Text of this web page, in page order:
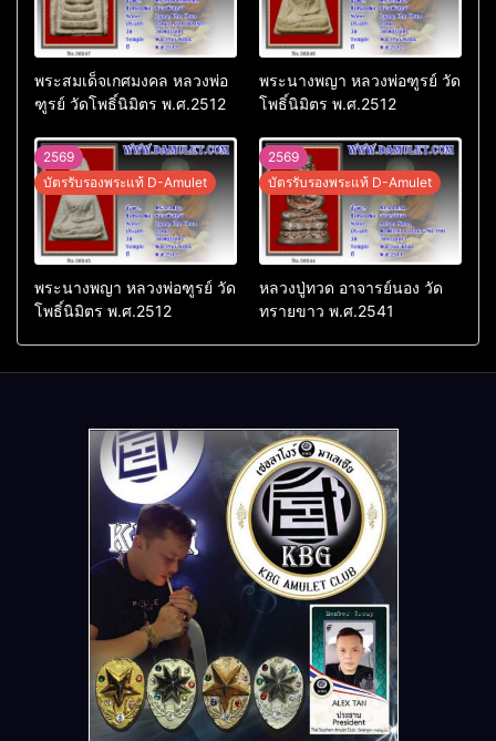
พระสมเด็จเกศมงคล หลวงพ่อ
ฑูรย์ วัดโพธิ์นิมิตร พ.ศ.2512
พระนางพญา หลวงพ่อฑูรย์ วัด
โพธิ์นิมิตร พ.ศ.2512
2569
บัตรรับรองพระแท้ D-Amulet
พระนางพญา หลวงพ่อฑูรย์ วัด
โพธิ์นิมิตร พ.ศ.2512
2569
บัตรรับรองพระแท้ D-Amulet
หลวงปู่ทวด อาจารย์นอง วัด
ทรายขาว พ.ศ.2541